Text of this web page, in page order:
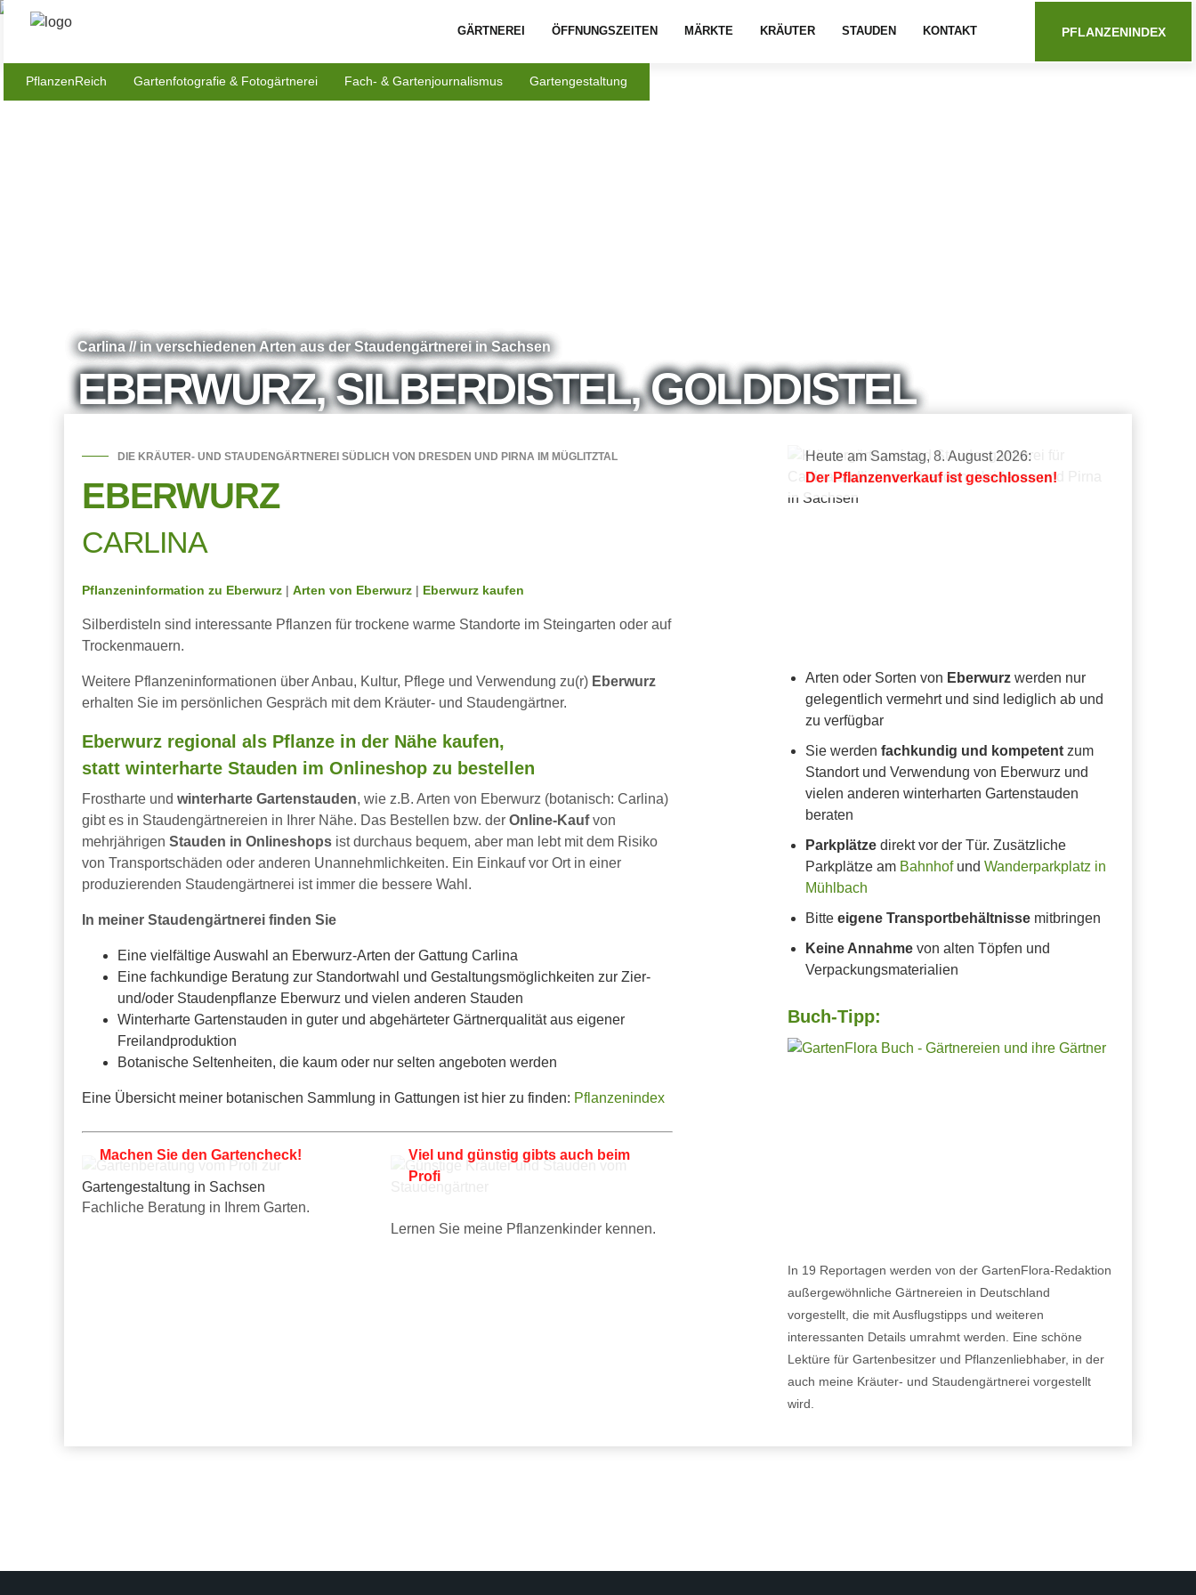
GÄRTNEREI ÖFFNUNGSZEITEN MÄRKTE KRÄUTER STAUDEN KONTAKT PFLANZENINDEX
PflanzenReich Gartenfotografie & Fotogärtnerei Fach- & Gartenjournalismus Gartengestaltung
Carlina // in verschiedenen Arten aus der Staudengärtnerei in Sachsen
EBERWURZ, SILBERDISTEL, GOLDDISTEL
DIE KRÄUTER- UND STAUDENGÄRTNEREI SÜDLICH VON DRESDEN UND PIRNA IM MÜGLITZTAL
EBERWURZ
CARLINA
Pflanzeninformation zu Eberwurz Arten von Eberwurz Eberwurz kaufen
Silberdisteln sind interessante Pflanzen für trockene warme Standorte im Steingarten oder auf
Trockenmauern.
Weitere Pflanzeninformationen über Anbau, Kultur, Pflege und Verwendung zu(r) Eberwurz
erhalten Sie im persönlichen Gespräch mit dem Kräuter- und Staudengärtner.
Eberwurz regional als Pflanze in der Nähe kaufen,
statt winterharte Stauden im Onlineshop zu bestellen
Frostharte und winterharte Gartenstauden, wie z.B. Arten von Eberwurz (botanisch: Carlina)
gibt es in Staudengärtnereien in Ihrer Nähe. Das Bestellen bzw. der Online-Kaufvon
mehrjährigen Stauden in Onlineshops ist durchaus bequem, aber man lebt mit dem Risiko
von Transportschäden oder anderen Unannehmlichkeiten. Ein Einkauf vor Ort in einer
produzierenden Staudengärtnerei ist immer die bessere Wahl.
In meiner Staudengärtnerei finden Sie
Eine vielfältige Auswahl an Eberwurz-Arten der Gattung Carlina
Eine fachkundige Beratung zur Standortwahl und Gestaltungsmöglichkeiten zur Zier-
und/oder Staudenpflanze Eberwurz und vielen anderen Stauden
Winterharte Gartenstauden in guter und abgehärteter Gärtnerqualität aus eigener
Freilandproduktion
Botanische Seltenheiten, die kaum oder nur selten angeboten werden
Eine Übersicht meiner botanischen Sammlung in Gattungen ist hier zu finden: Pflanzenindex
Machen Sie den Gartencheck!
Fachliche Beratung in Ihrem Garten.
Viel und günstig gibts auch beim
Profi
Lernen Sie meine Pflanzenkinder kennen.
Heute am Samstag, 8. August 2026:
Der Pflanzenverkauf ist geschlossen!
Arten oder Sorten von Eberwurz werden nur
gelegentlich vermehrt und sind lediglich ab und
zu verfügbar
Sie werdenfachkundig und kompetent zum
Standort und Verwendung von Eberwurz und
vielen anderen winterharten Gartenstauden
beraten
Parkplätze direkt vor der Tür. Zusätzliche
Parkplätze am BahnhofundWanderparkplatz in
Mühlbach
Bitteeigene Transportbehältnisse mitbringen
Keine Annahme von alten Töpfen und
Verpackungsmaterialien
Buch-Tipp:
In 19 Reportagen werden von der GartenFlora-Redaktion
außergewöhnliche Gärtnereien in Deutschland
vorgestellt, die mit Ausflugstipps und weiteren
interessanten Details umrahmt werden. Eine schöne
Lektüre für Gartenbesitzer und Pflanzenliebhaber, in der
auch meine Kräuter- und Staudengärtnerei vorgestellt
wird.